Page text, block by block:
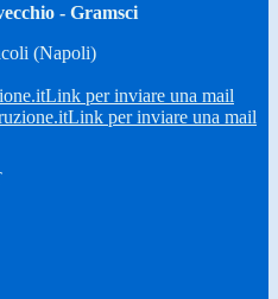
- Gramsci
(Napoli)
Link per inviare una mail
Link per inviare una mail